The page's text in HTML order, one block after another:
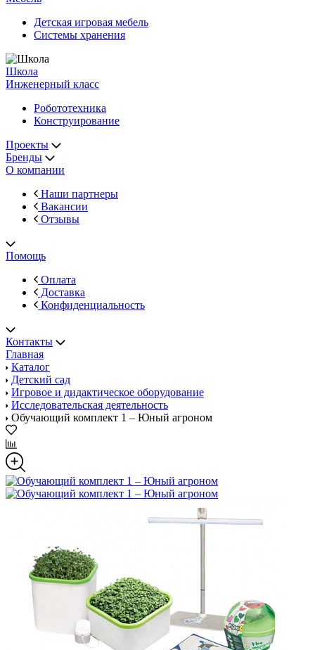
Детская игровая мебель
Системы хранения
Школа
Инженерный класс
Робототехника
Конструирование
Проекты
Бренды
О компании
Наши партнеры
Вакансии
Отзывы
Помощь
Оплата
Доставка
Конфиденциальность
Контакты
Главная
Каталог
Детский сад
Игровое и дидактическое оборудование
Исследовательская деятельность
Обучающий комплект 1 – Юный агроном